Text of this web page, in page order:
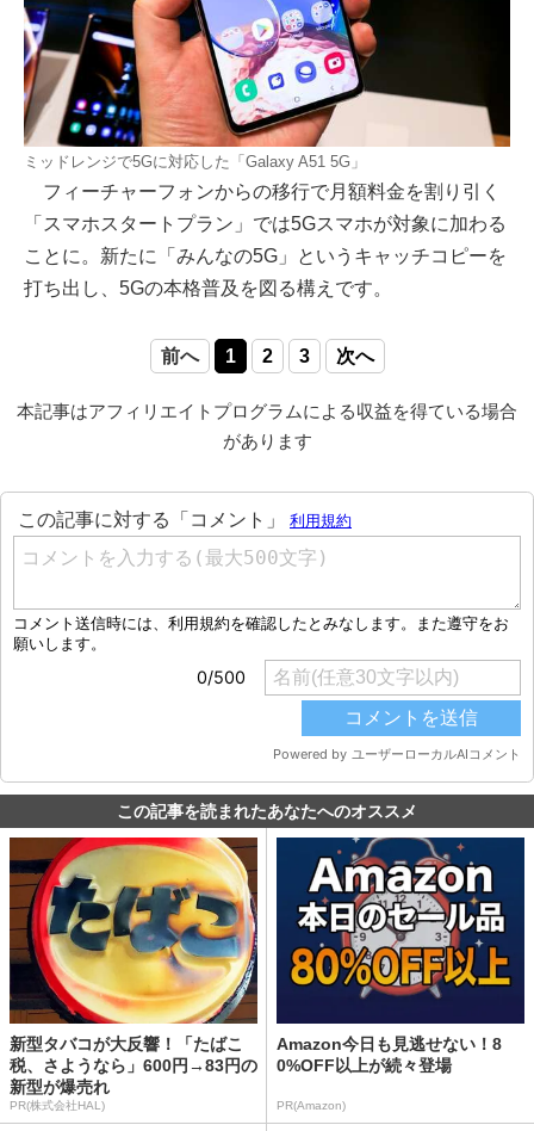
ミッドレンジで5Gに対応した「Galaxy A51 5G」
フィーチャーフォンからの移行で月額料金を割り引く
「スマホスタートプラン」では5Gスマホが対象に加わる
ことに。新たに「みんなの5G」というキャッチコピーを
打ち出し、5Gの本格普及を図る構えです。
前へ 1 2 3 次へ
本記事はアフィリエイトプログラムによる収益を得ている場合
があります
この記事を読まれたあなたへのオススメ
新型タバコが大反響！「たばこ
税、さようなら」600円→83円の
新型が爆売れ
PR(株式会社HAL)
Amazon今日も見逃せない！8
0%OFF以上が続々登場
PR(Amazon)